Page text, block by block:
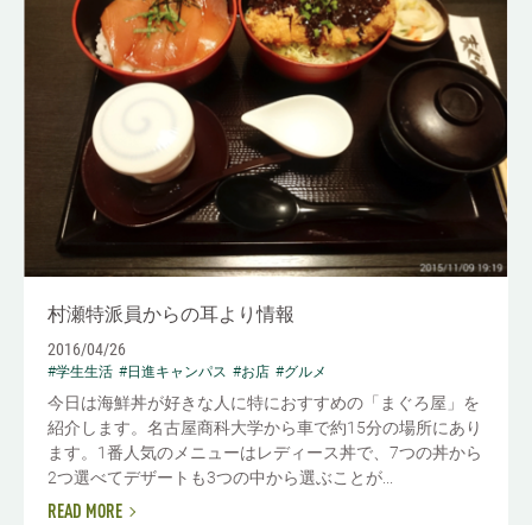
村瀬特派員からの耳より情報
2016/04/26
#学生生活 #日進キャンパス #お店 #グルメ
今日は海鮮丼が好きな人に特におすすめの「まぐろ屋」を
紹介します。名古屋商科大学から車で約15分の場所にあり
ます。1番人気のメニューはレディース丼で、7つの丼から
2つ選べてデザートも3つの中から選ぶことが...
READ MORE